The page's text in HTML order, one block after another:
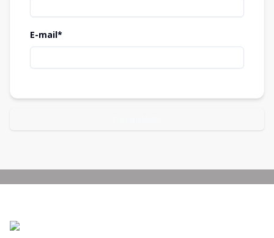
E-mail*